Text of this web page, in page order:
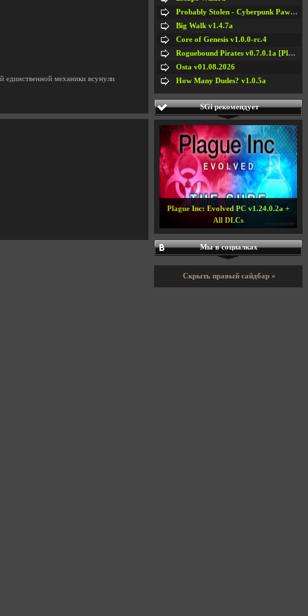
единственной механики всунули
Probably Stolen - Cyberpunk Pawnshop Simulator v048c [Playtest]
Big Walk v1.4.7a
Core of Genesis v1.0.0-rc.4
Roguebound Pirates v0.7.0.1a [Playtest]
Osta v01.08.2026
How Many Dudes? v1.0.5a
SGi рекомендует
Plague Inc: Evolved PC v1.24.0.2a +
All DLCs
Мы в социалках
Скрыть правый сайдбар »